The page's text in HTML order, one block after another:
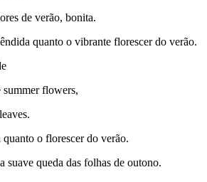
de verão, bonita.
quanto o vibrante florescer do verão.
flowers,
o florescer do verão.
suave queda das folhas de outono.